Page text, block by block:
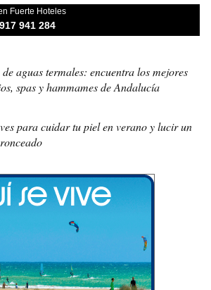
Fuerte Hoteles
941 284
aguas termales: encuentra los mejores
spas y hammames de Andalucía
para cuidar tu piel en verano y lucir un